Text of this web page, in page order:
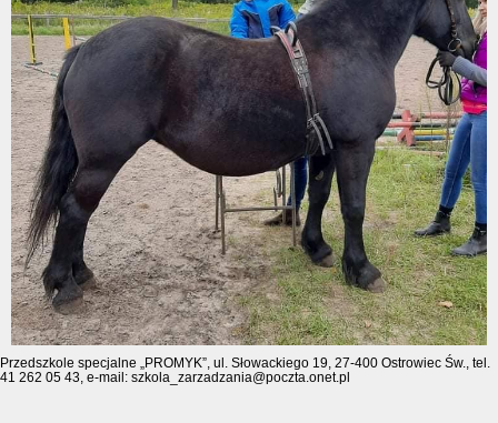
Przedszkole specjalne „PROMYK”, ul. Słowackiego 19, 27-400 Ostrowiec Św., tel.
41 262 05 43, e-mail: szkola_zarzadzania@poczta.onet.pl